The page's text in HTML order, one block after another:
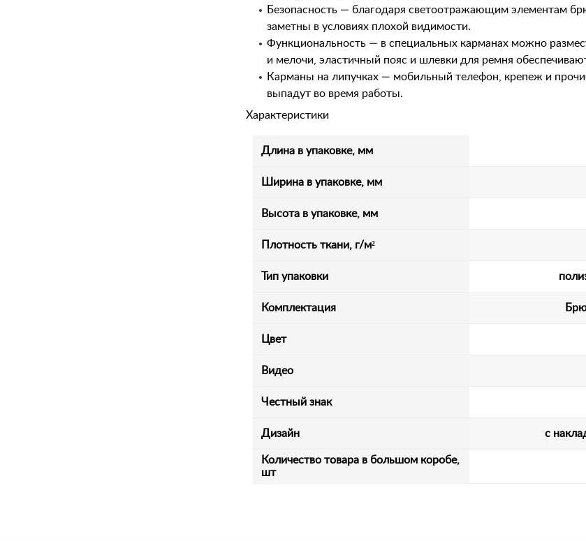
Безопасность — благодаря светоотражающим элементам
заметны в условиях плохой видимости.
Функциональность — в специальных карманах можно
и мелочи, эластичный пояс и шлевки для ремня
Карманы на липучках — мобильный телефон, крепеж и
выпадут во время работы.
Характеристики
Длина в упаковке, мм
Ширина в упаковке, мм
Высота в упаковке, мм
Плотность ткани, г/м²
Тип упаковки
Комплектация
Цвет
Видео
Честный знак
Дизайн с
Количество товара в большом коробе,
шт